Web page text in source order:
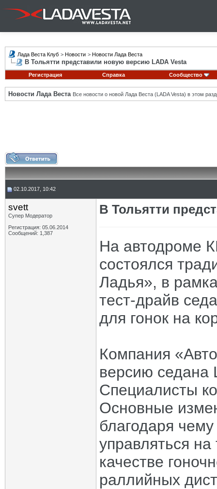
Лада Веста Клуб > Новости > Новости Лада Веста
В Тольятти представили новую версию LADA Vesta
Регистрация Справка Сообщество
Новости Лада Веста Все новости о новой Лада Веста (LADA Vesta) в этом
02.10.2017, 10:42
svett
Супер Модератор
Регистрация: 05.06.2014
Сообщений: 1,387
В Тольятти
На автодроме
состоялся
Ладья», в
тест-драйв
для гонок на
Компания
версию седана
Специалисты
Основные
благодаря
управляться
качестве
раллийных